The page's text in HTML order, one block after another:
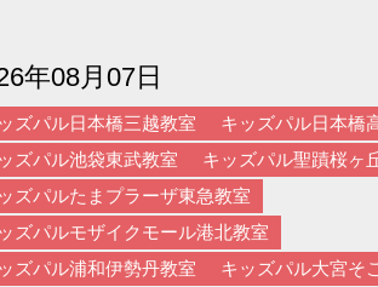
年07月28日
長児保護者様/全統オープン]東
際中等教育学校附属小学校
年08月07日
ズパル日本橋三越教室
キッズパル日本橋
ズパル池袋東武教室
キッズパル聖蹟桜ヶ
ズパルたまプラーザ東急教室
ズパルモザイクモール港北教室
ズパル浦和伊勢丹教室
キッズパル大宮そ